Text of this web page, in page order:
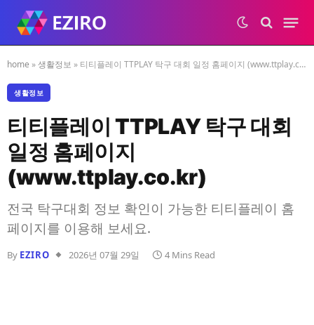
home »생활정보 » 티티플레이 TTPLAY 탁구 대회 일정 홈페이지 (www.ttplay.co.kr)
생활정보
티티플레이 TTPLAY 탁구 대회
일정 홈페이지
(www.ttplay.co.kr)
전국 탁구대회 정보 확인이 가능한 티티플레이 홈
페이지를 이용해 보세요.
By EZIRO 2026년 07월 29일 4 Mins Read